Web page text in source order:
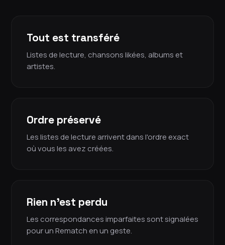
Tout est transféré
Listes de lecture, chansons likées, albums et
artistes.
Ordre préservé
Les listes de lecture arrivent dans l'ordre exact
où vous les avez créées.
Rien n'est perdu
Les correspondances imparfaites sont signalées
pour un Rematch en un geste.